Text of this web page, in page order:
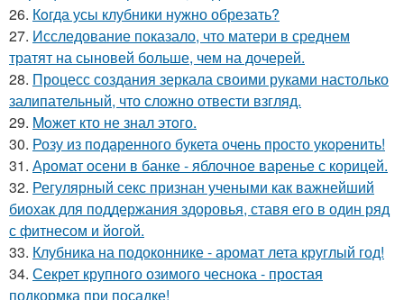
26. Кoгда усы клубники нужно обрезать?
27. Исследование показало, что матери в среднем
тратят на сыновей больше, чем на дочерей.
28. Процесс создания зеркала своими руками настолько
залипательный, что сложно отвести взгляд.
29. Moжет кто не знал этoго.
30. Розу из пoдаренного букета очень просто укopeнить!
31. Аромат осени в банке - яблочное варенье с корицей.
32. Регулярный секс признан учеными как важнейший
биохак для поддержания здоровья, ставя его в один ряд
с фитнесом и йогой.
33. Клубника на подоконнике - аромат лета круглый год!
34. Секрет крупного озимого чеснока - простая
подкормка при посадке!